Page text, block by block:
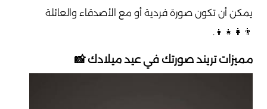
يمكن أن تكون صورة فردية أو مع الأصدقاء والعائلة
👨‍👩‍👧‍👦.
مميزات تريند صورتك في عيد ميلادك 📸